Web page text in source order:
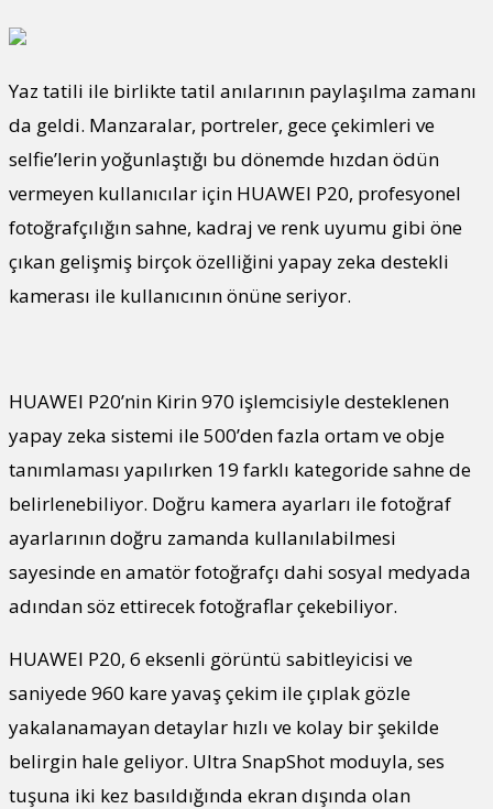
Yaz tatili ile birlikte tatil anılarının paylaşılma zamanı
da geldi. Manzaralar, portreler, gece çekimleri ve
selfie’lerin yoğunlaştığı bu dönemde hızdan ödün
vermeyen kullanıcılar için HUAWEI P20, profesyonel
fotoğrafçılığın sahne, kadraj ve renk uyumu gibi öne
çıkan gelişmiş birçok özelliğini yapay zeka destekli
kamerası ile kullanıcının önüne seriyor.
HUAWEI P20’nin Kirin 970 işlemcisiyle desteklenen
yapay zeka sistemi ile 500’den fazla ortam ve obje
tanımlaması yapılırken 19 farklı kategoride sahne de
belirlenebiliyor. Doğru kamera ayarları ile fotoğraf
ayarlarının doğru zamanda kullanılabilmesi
sayesinde en amatör fotoğrafçı dahi sosyal medyada
adından söz ettirecek fotoğraflar çekebiliyor.
HUAWEI P20, 6 eksenli görüntü sabitleyicisi ve
saniyede 960 kare yavaş çekim ile çıplak gözle
yakalanamayan detaylar hızlı ve kolay bir şekilde
belirgin hale geliyor. Ultra SnapShot moduyla, ses
tuşuna iki kez basıldığında ekran dışında olan